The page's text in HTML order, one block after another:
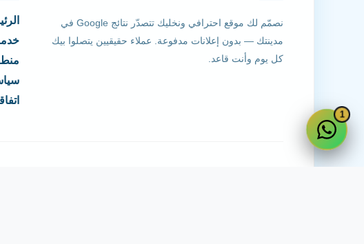
نصمّم لك موقع احترافي ونخليك تتصدّر نتائج Google في
مدينتك — بدون إعلانات مدفوعة. عملاء حقيقيين يتصلوا بيك
كل يوم وأنت قاعد.
1